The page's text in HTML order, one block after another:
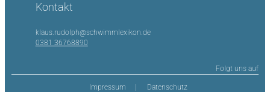
Kontakt
klaus.rudolph@schwimmlexikon.de
0381 36768890
Folgt uns auf
Impressum Datenschutz